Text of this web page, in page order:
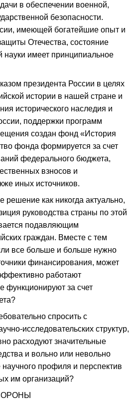
в обеспечении военной,
безопасности.
имеющей богатейшие опыт и
Отечества, состояние
науки имеет принципиальное
президента России в целях
истории в нашей стране и
исторического наследия и
поддержки программ
создан фонд «История
фонда формируется за счет
федерального бюджета,
взносов и
иных источников.
решение как никогда актуально,
руководства страны по этой
подавляющим
граждан. Вместе с тем
все больше и больше нужно
финансирования, может
работают
функционируют за счет
спросить с
исследовательских структур,
расходуют значительные
и вольно или невольно
научного профиля и перспектив
им организаций?